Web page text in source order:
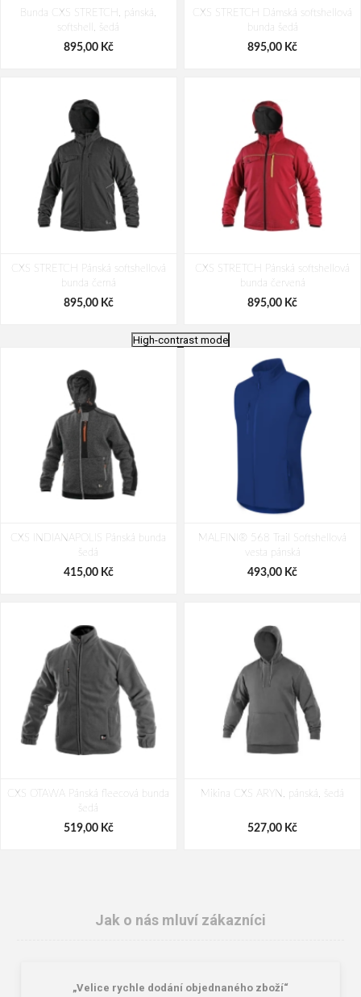
Bunda CXS STRETCH, pánská,
softshell, šedá
895,00 Kč
CXS STRETCH Dámská softshellová
bunda šedá
895,00 Kč
CXS STRETCH Pánská softshellová
bunda černá
895,00 Kč
CXS STRETCH Pánská softshellová
bunda červená
895,00 Kč
bunda středně modrá
935,00 Kč
bunda tmavě modrá
895,00 Kč
High-contrast mode
CXS INDIANAPOLIS Pánská bunda
šedá
415,00 Kč
MALFINI® 568 Trail Softshellová
vesta pánská
493,00 Kč
CXS OTAWA Pánská fleecová bunda
šedá
519,00 Kč
Mikina CXS ARYN, pánská, šedá
527,00 Kč
Jak o nás mluví zákazníci
„Velice rychle dodání objednaného zboží“